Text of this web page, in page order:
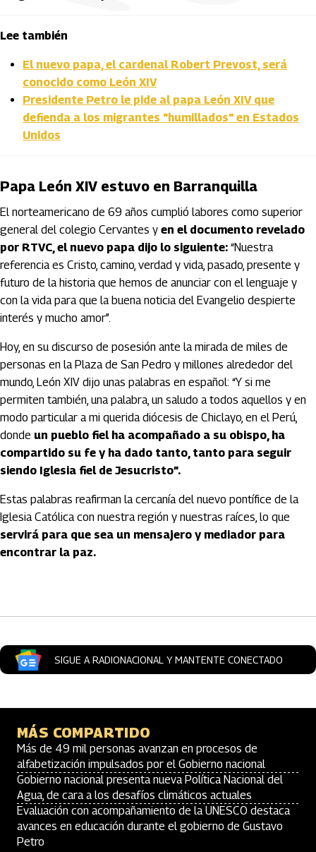
Lee también
El nuevo papa, el cardenal Robert Prevost, será
conocido como León XIV
Presidente Petro le pide al papa León XIV que
defienda a los migrantes "humillados" en Estados
Unidos
Papa León XIV estuvo en Barranquilla
El norteamericano de 69 años cumplió labores como superior
general del colegio Cervantes y en el documento revelado
por RTVC, el nuevo papa dijo lo siguiente: “Nuestra
referencia es Cristo, camino, verdad y vida, pasado, presente y
futuro de la historia que hemos de anunciar con el lenguaje y
con la vida para que la buena noticia del Evangelio despierte
interés y mucho amor”.
Hoy, en su discurso de posesión ante la mirada de miles de
personas en la Plaza de San Pedro y millones alrededor del
mundo, León XIV dijo unas palabras en español: “Y si me
permiten también, una palabra, un saludo a todos aquellos y en
modo particular a mi querida diócesis de Chiclayo, en el Perú,
donde un pueblo fiel ha acompañado a su obispo, ha
compartido su fe y ha dado tanto, tanto para seguir
siendo Iglesia fiel de Jesucristo”.
Estas palabras reafirman la cercanía del nuevo pontífice de la
Iglesia Católica con nuestra región y nuestras raíces, lo que
servirá para que sea un mensajero y mediador para
encontrar la paz.
SIGUE A RADIONACIONAL Y MANTENTE CONECTADO
MÁS COMPARTIDO
Más de 49 mil personas avanzan en procesos de
alfabetización impulsados por el Gobierno nacional
Gobierno nacional presenta nueva Política Nacional del
Agua, de cara a los desafíos climáticos actuales
Evaluación con acompañamiento de la UNESCO destaca
avances en educación durante el gobierno de Gustavo
Petro